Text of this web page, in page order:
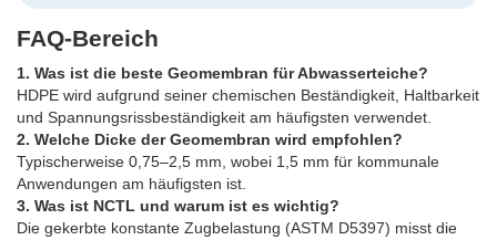
FAQ-Bereich
1. Was ist die beste Geomembran für Abwasserteiche?
HDPE wird aufgrund seiner chemischen Beständigkeit, Haltbarkeit
und Spannungsrissbeständigkeit am häufigsten verwendet.
2. Welche Dicke der Geomembran wird empfohlen?
Typischerweise 0,75–2,5 mm, wobei 1,5 mm für kommunale
Anwendungen am häufigsten ist.
3. Was ist NCTL und warum ist es wichtig?
Die gekerbte konstante Zugbelastung (ASTM D5397) misst die